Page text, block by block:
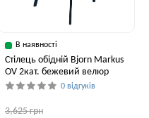
В наявності
Стілець обідній Bjorn Markus
OV 2кат. бежевий велюр
0 відгуків
3,625 грн